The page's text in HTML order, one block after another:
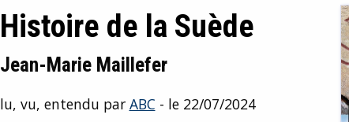
Histoire de la Suède
Jean-Marie Maillefer
lu, vu, entendu par ABC - le 22/07/2024